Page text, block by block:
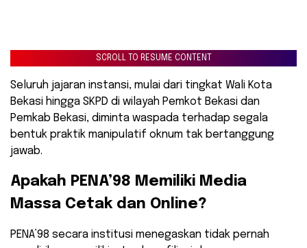
SCROLL TO RESUME CONTENT
Seluruh jajaran instansi, mulai dari tingkat Wali Kota
Bekasi hingga SKPD di wilayah Pemkot Bekasi dan
Pemkab Bekasi, diminta waspada terhadap segala
bentuk praktik manipulatif oknum tak bertanggung
jawab.
​Apakah PENA’98 Memiliki Media
Massa Cetak dan Online?
​PENA’98 secara institusi menegaskan tidak pernah